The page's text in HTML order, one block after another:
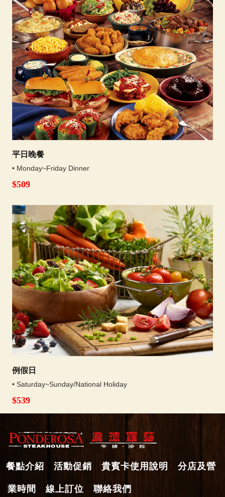
平日晚餐
• Monday~Friday Dinner
$509
例假日
• Saturday~Sunday/National Holiday
$539
餐點介紹 活動促銷 貴賓卡使用說明 分店及營
業時間 線上訂位 聯絡我們